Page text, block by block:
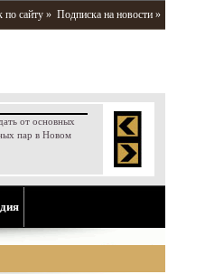
по сайту » Подписка на новости »
от основных
пар в Новом